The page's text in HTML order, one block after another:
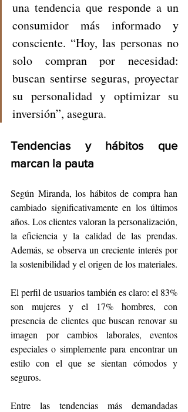
una tendencia que responde a un
consumidor más informado y
consciente. “Hoy, las personas no
solo compran por necesidad:
buscan sentirse seguras, proyectar
su personalidad y optimizar su
inversión”, asegura.
Tendencias y hábitos que
marcan la pauta
Según Miranda, los hábitos de compra han
cambiado significativamente en los últimos
años. Los clientes valoran la personalización,
la eficiencia y la calidad de las prendas.
Además, se observa un creciente interés por
la sostenibilidad y el origen de los materiales.
El perfil de usuarios también es claro: el 83%
son mujeres y el 17% hombres, con
presencia de clientes que buscan renovar su
imagen por cambios laborales, eventos
especiales o simplemente para encontrar un
estilo con el que se sientan cómodos y
seguros.
Entre las tendencias más demandadas